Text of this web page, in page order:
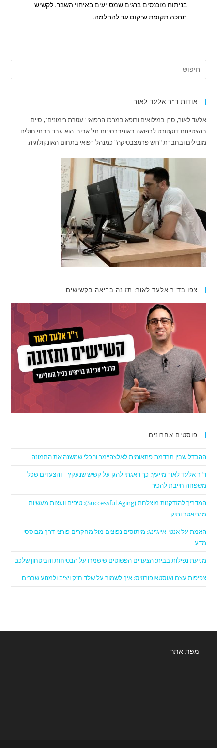
בניתוח מוכנסים ברגים שמסייעים באיחוי השבר. לקשיש
תחכה תקופת שיקום עד להחלמה.
אודות ד"ר אלעד לאור
אלעד לאור, סרן במילואים ורופא במרכז הרפואי "עטרת רימונים", סיים
בהצטיינות דוקטורט לרפואה באוניברסיטת תל אביב. הוא עבד בבתי חולים
מובילים ובחברת "רוש פרמצבטיקה" כמנהל רפואי בתחום האונקולוגיה.
צפו בד"ר אלעד לאור: תזונה בריאה בקשישים
פוסטים אחרונים
ההבדל שבין תרדמת פתאומית לאלצהיימר והכלי שמשנה את התמונה
ד"ר אלעד לאור מייעץ: כך דאגתי להגן על קשיש שנעקץ – והצעדים שכל
משפחה חייבת להכיר
המדריך להזדקנות מוצלחת (Successful Aging): טיפים וועצות מעשיות
מגריאטר ותיק
האמת על אנטי-אייג'ינג: מיתוסים נפוצים מול מחקרים פורצי דרך מבוססי
מדע
מניעת נפילות בבית: הצעדים הפשוטים שישמרו על הבטיחות והביטחון שלכם
צפיפות עצם ואוסטאופורוזיס: איך לשמור על שלד חזק ויציב ולמנוע שברים
מפת אתר